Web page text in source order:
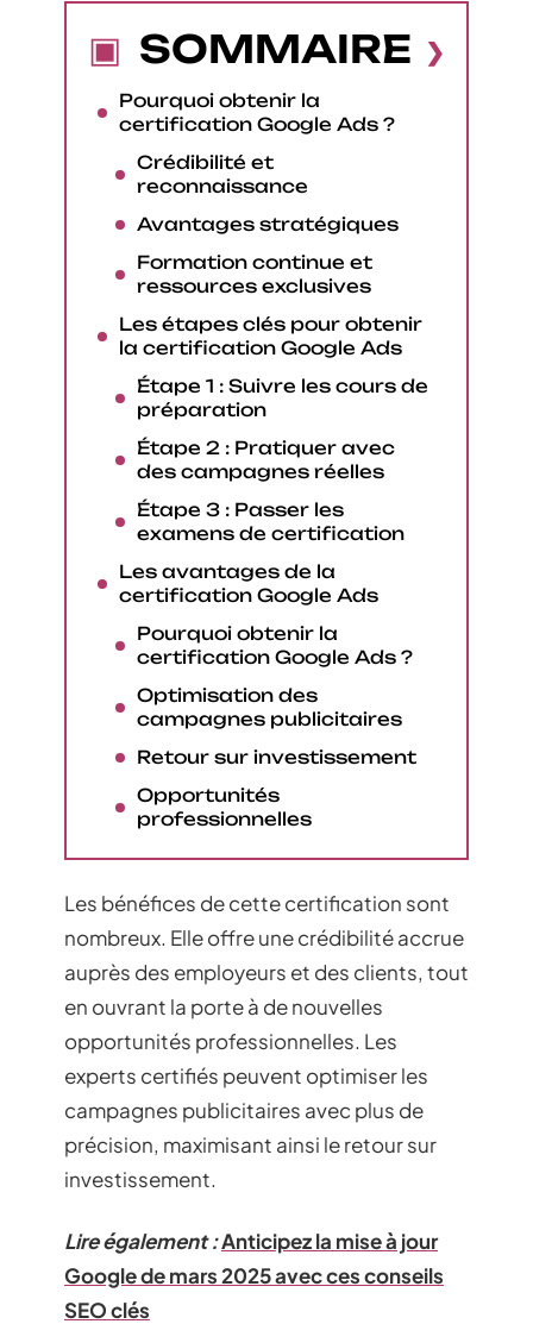
SOMMAIRE
Pourquoi obtenir la
certification Google Ads ?
Crédibilité et
reconnaissance
Avantages stratégiques
Formation continue et
ressources exclusives
Les étapes clés pour obtenir
la certification Google Ads
Étape 1 : Suivre les cours de
préparation
Étape 2 : Pratiquer avec
des campagnes réelles
Étape 3 : Passer les
examens de certification
Les avantages de la
certification Google Ads
Pourquoi obtenir la
certification Google Ads ?
Optimisation des
campagnes publicitaires
Retour sur investissement
Opportunités
professionnelles
Les bénéfices de cette certification sont
nombreux. Elle offre une crédibilité accrue
auprès des employeurs et des clients, tout
en ouvrant la porte à de nouvelles
opportunités professionnelles. Les
experts certifiés peuvent optimiser les
campagnes publicitaires avec plus de
précision, maximisant ainsi le retour sur
investissement.
Lire également :Anticipez la mise à jour
Google de mars 2025 avec ces conseils
SEO clés